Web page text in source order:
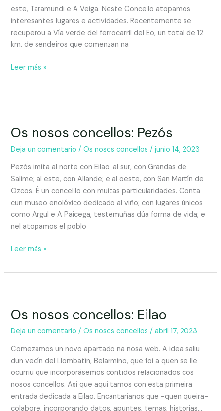
este, Taramundi e A Veiga. Neste Concello atopamos
interesantes lugares e actividades. Recentemente se
recuperou a Vía verde del ferrocarril del Eo, un total de 12
km. de sendeiros que comenzan na
Leer más »
Os nosos concellos: Pezós
Deja un comentario /Os nosos concellos /junio 14, 2023
Pezós imita al norte con Eilao; al sur, con Grandas de
Salime; al este, con Allande; e al oeste, con San Martín de
Ozcos. É un concelllo con muitas particularidades. Conta
cun museo enolóxico dedicado al viño; con lugares únicos
como Argul e A Paicega, testemuñas dúa forma de vida; e
nel atopamos el poblo
Leer más »
Os nosos concellos: Eilao
Deja un comentario /Os nosos concellos /abril 17, 2023
Comezamos un novo apartado na nosa web. A idea saliu
dun vecín del Llombatín, Belarmino, que foi a quen se lle
ocurriu que incorporásemos contidos relacionados cos
nosos concellos. Así que aquí tamos con esta primeira
entrada dedicada a Eilao. Encantaríanos que -quen queira-
colabore, incorporando datos, apuntes, temas, historias…